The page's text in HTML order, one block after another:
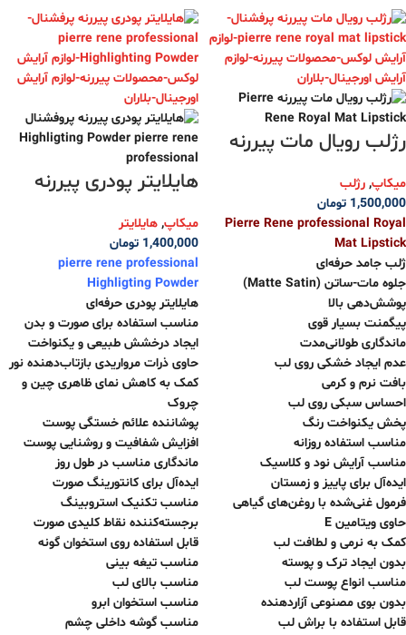
رژلب رویال مات پیررنه
میکاپ, رژلب
1,500,000 تومان
Pierre Rene professional Royal
Mat Lipstick
ژلب جامد حرفه‌ای
جلوه مات-ساتن (Matte Satin)
پوشش‌دهی بالا
پیگمنت بسیار قوی
ماندگاری طولانی‌مدت
عدم ایجاد خشکی روی لب
بافت نرم و کرمی
احساس سبکی روی لب
پخش یکنواخت رنگ
مناسب استفاده روزانه
مناسب آرایش نود و کلاسیک
ایده‌آل برای پاییز و زمستان
فرمول غنی‌شده با روغن‌های گیاهی
حاوی ویتامین E
کمک به نرمی و لطافت لب
بدون ایجاد ترک و پوسته
مناسب انواع پوست لب
بدون بوی مصنوعی آزاردهنده
قابل استفاده با براش لب
هایلایتر پودری پیررنه
میکاپ, هایلایتر
1,400,000 تومان
pierre rene professional
Highligting Powder
هایلایتر پودری حرفه‌ای
مناسب استفاده برای صورت و بدن
ایجاد درخشش طبیعی و یکنواخت
حاوی ذرات مرواریدی بازتاب‌دهنده نور
کمک به کاهش نمای ظاهری چین و
چروک
پوشاننده علائم خستگی پوست
افزایش شفافیت و روشنایی پوست
ماندگاری مناسب در طول روز
ایده‌آل برای کانتورینگ صورت
مناسب تکنیک استروبینگ
برجسته‌کننده نقاط کلیدی صورت
قابل استفاده روی استخوان گونه
مناسب تیغه بینی
مناسب بالای لب
مناسب استخوان ابرو
مناسب گوشه داخلی چشم